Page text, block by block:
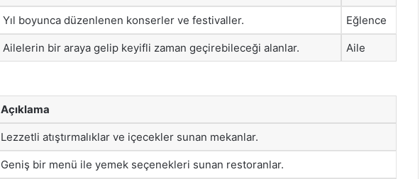
Yıl boyunca düzenlenen konserler ve festivaller. Eğlence
Ailelerin bir araya gelip keyifli zaman geçirebileceği alanlar. Aile
Açıklama
Lezzetli atıştırmalıklar ve içecekler sunan mekanlar.
Geniş bir menü ile yemek seçenekleri sunan restoranlar.